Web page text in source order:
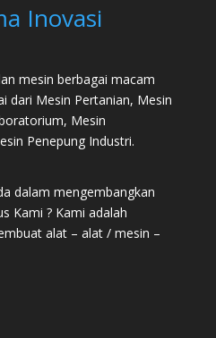
Inovasi
mesin berbagai macam
dari Mesin Pertanian, Mesin
, Mesin
Penepung Industri.
dalam mengembangkan
Kami ? Kami adalah
alat – alat / mesin –